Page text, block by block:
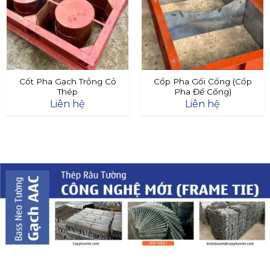
Cốt Pha Gạch Trồng Cỏ
Thép
Liên hệ
Cốp Pha Gối Cống (Cốp
Pha Đế Cống)
Liên hệ